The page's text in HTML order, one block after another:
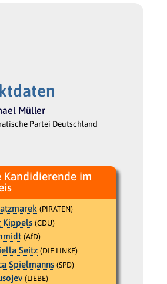
Müller
Partei Deutschland
Kandidierende im
(PIRATEN)
Kippels (CDU)
(AfD)
Seitz (DIE LINKE)
Spielmanns (SPD)
(LIEBE)